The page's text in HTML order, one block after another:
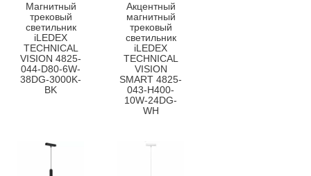
Магнитный
трековый
светильник
iLEDEX
TECHNICAL
VISION 4825-
044-D80-6W-
38DG-3000K-
BK
Акцентный
магнитный
трековый
светильник
iLEDEX
TECHNICAL
VISION
SMART 4825-
043-H400-
10W-24DG-
WH